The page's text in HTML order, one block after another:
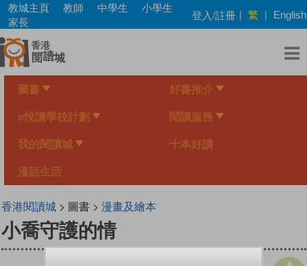
Skip
main
content
教城主頁 教師 中學生
小學生
家長
登入/註冊 | 繁 | English
圖書 好書推介
e悅讀學校計劃 閱讀服務
我的閱讀城 十本好讀
漫話生活
香港閱讀城> 圖書 > 漫畫及繪本
小喬守護的情